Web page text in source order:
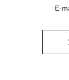
E-